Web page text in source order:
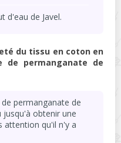
d'eau de Javel.
du tissu en coton en
de permanganate de
permanganate de
jusqu'à obtenir une
attention qu'il n'y a